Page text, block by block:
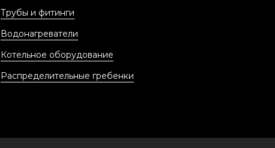
Трубы и фитинги
Водонагреватели
Котельное оборудование
Распределительные гребенки